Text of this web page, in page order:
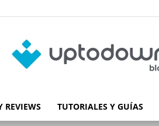
Blog
REVIEWS TUTORIALES Y GUÍAS